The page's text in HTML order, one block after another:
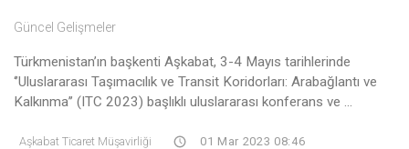
Güncel Gelişmeler
Türkmenistan’ın başkenti Aşkabat, 3-4 Mayıs tarihlerinde
‘’Uluslararası Taşımacılık ve Transit Koridorları: Arabağlantı ve
Kalkınma’’ (ITC 2023) başlıklı uluslararası konferans ve ...
Aşkabat Ticaret Müşavirliği 01 Mar 2023 08:46